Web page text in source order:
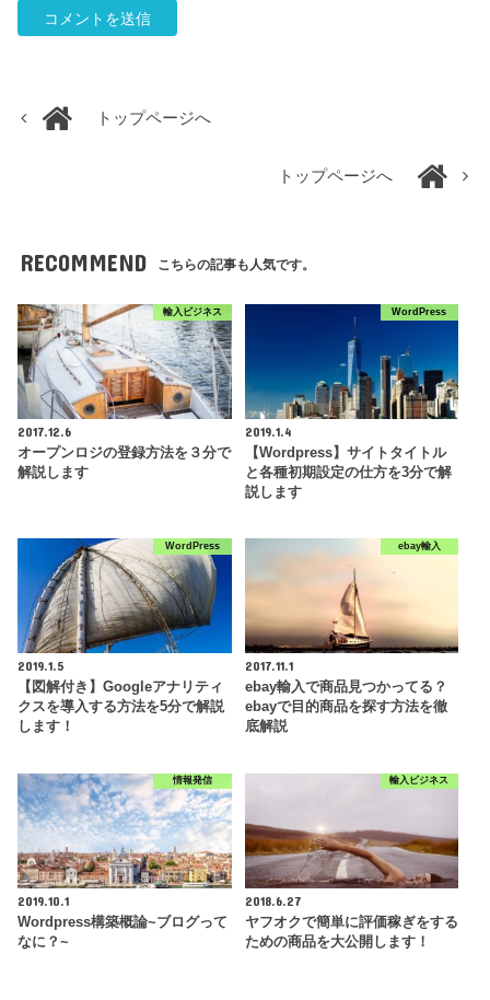
トップページへ
トップページへ
RECOMMEND こちらの記事も人気です。
輸入ビジネス
2017.12.6
オープンロジの登録方法を３分で
解説します
WordPress
2019.1.4
【Wordpress】サイトタイトル
と各種初期設定の仕方を3分で解
説します
WordPress
2019.1.5
【図解付き】Googleアナリティ
クスを導入する方法を5分で解説
します！
ebay輸入
2017.11.1
ebay輸入で商品見つかってる？
ebayで目的商品を探す方法を徹
底解説
情報発信
2019.10.1
Wordpress構築概論~ブログって
なに？~
輸入ビジネス
2018.6.27
ヤフオクで簡単に評価稼ぎをする
ための商品を大公開します！